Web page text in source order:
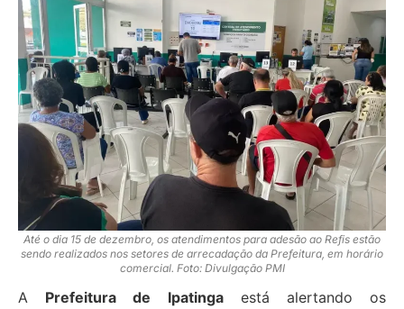
Até o dia 15 de dezembro, os atendimentos para adesão ao Refis estão
sendo realizados nos setores de arrecadação da Prefeitura, em horário
comercial. Foto: Divulgação PMI
A Prefeitura de Ipatingaestá alertando os